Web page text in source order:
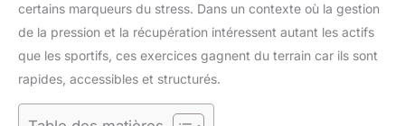
certains marqueurs du stress. Dans un contexte où la gestion
de la pression et la récupération intéressent autant les actifs
que les sportifs, ces exercices gagnent du terrain car ils sont
rapides, accessibles et structurés.